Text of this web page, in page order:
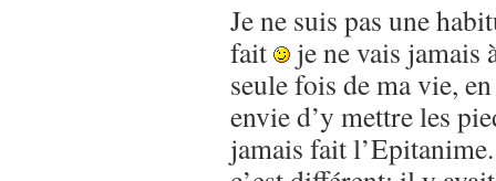
Je ne suis pas une
fait
je ne vais jamais
seule fois de ma vie,
envie d’y mettre les
jamais fait